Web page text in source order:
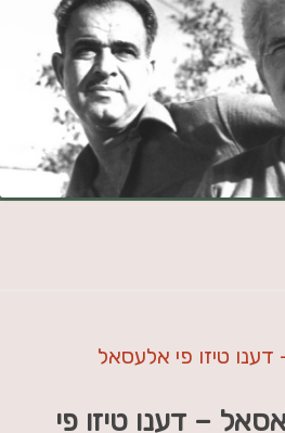
טיזו פי אלעסאל
– דענו טיזו פי